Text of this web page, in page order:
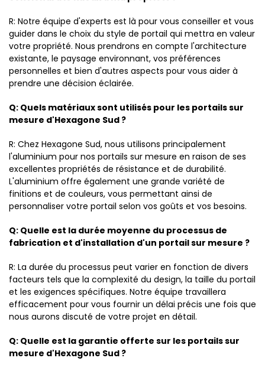
R: Notre équipe d'experts est là pour vous conseiller et vous
guider dans le choix du style de portail qui mettra en valeur
votre propriété. Nous prendrons en compte l'architecture
existante, le paysage environnant, vos préférences
personnelles et bien d'autres aspects pour vous aider à
prendre une décision éclairée.
Q: Quels matériaux sont utilisés pour les portails sur
mesure d'Hexagone Sud ?
R: Chez Hexagone Sud, nous utilisons principalement
l'aluminium pour nos portails sur mesure en raison de ses
excellentes propriétés de résistance et de durabilité.
L'aluminium offre également une grande variété de
finitions et de couleurs, vous permettant ainsi de
personnaliser votre portail selon vos goûts et vos besoins.
Q: Quelle est la durée moyenne du processus de
fabrication et d'installation d'un portail sur mesure ?
R: La durée du processus peut varier en fonction de divers
facteurs tels que la complexité du design, la taille du portail
et les exigences spécifiques. Notre équipe travaillera
efficacement pour vous fournir un délai précis une fois que
nous aurons discuté de votre projet en détail.
Q: Quelle est la garantie offerte sur les portails sur
mesure d'Hexagone Sud ?